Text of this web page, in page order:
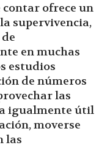
contar ofrece un
supervivencia,
en muchas
estudios
de números
las
igualmente útil
moverse
las